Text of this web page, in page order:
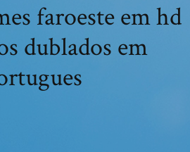
faroeste em hd
dublados em